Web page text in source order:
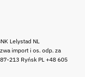
Lelystad NL
import i os. odp. za
213 Ryńsk PL +48 605